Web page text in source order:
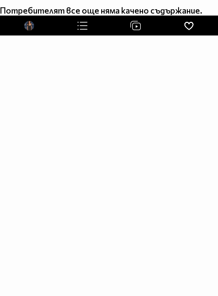
Потребителят все още няма качено съдържание.